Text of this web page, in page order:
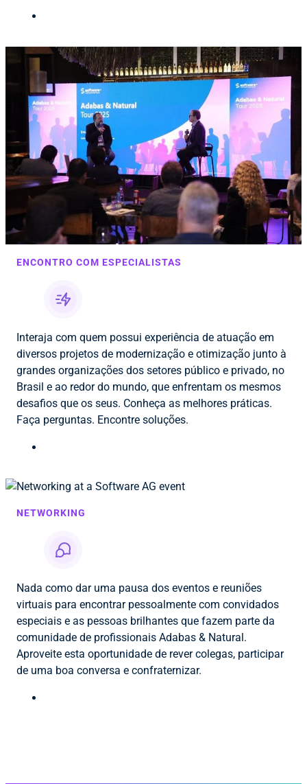
ENCONTRO COM ESPECIALISTAS
Interaja com quem possui experiência de atuação em
diversos projetos de modernização e otimização junto à
grandes organizações dos setores público e privado, no
Brasil e ao redor do mundo, que enfrentam os mesmos
desafios que os seus. Conheça as melhores práticas.
Faça perguntas. Encontre soluções.
NETWORKING
Nada como dar uma pausa dos eventos e reuniões
virtuais para encontrar pessoalmente com convidados
especiais e as pessoas brilhantes que fazem parte da
comunidade de profissionais Adabas & Natural.
Aproveite esta oportunidade de rever colegas, participar
de uma boa conversa e confraternizar.